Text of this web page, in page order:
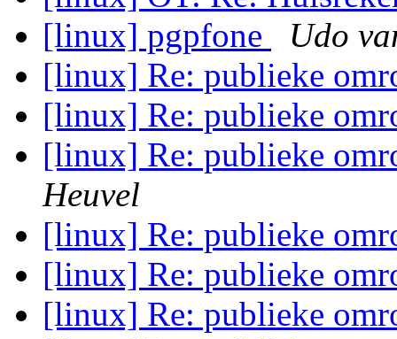
[linux] pgpfone
Udo
[linux] Re: publieke
[linux] Re: publieke
[linux] Re: publieke
Heuvel
[linux] Re: publieke
[linux] Re: publieke
[linux] Re: publieke